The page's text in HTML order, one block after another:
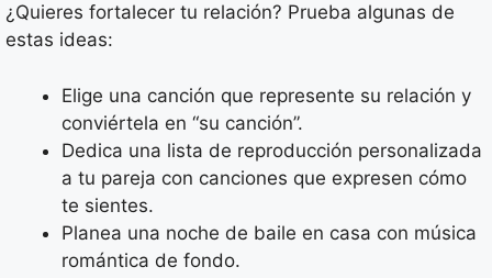
¿Quieres fortalecer tu relación? Prueba algunas de
estas ideas:
Elige una canción que represente su relación y
conviértela en “su canción”.
Dedica una lista de reproducción personalizada
a tu pareja con canciones que expresen cómo
te sientes.
Planea una noche de baile en casa con música
romántica de fondo.